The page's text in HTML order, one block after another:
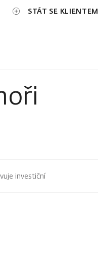
STÁT SE KLIENTEM
investiční